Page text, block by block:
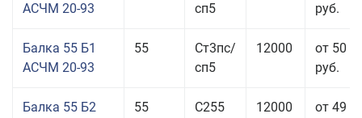
АСЧМ 20-93
сп5
руб.
Балка 55 Б1
АСЧМ 20-93
55
Ст3пс/
сп5
12000
от 50
руб.
Балка 55 Б2
55 С255 12000
от 49